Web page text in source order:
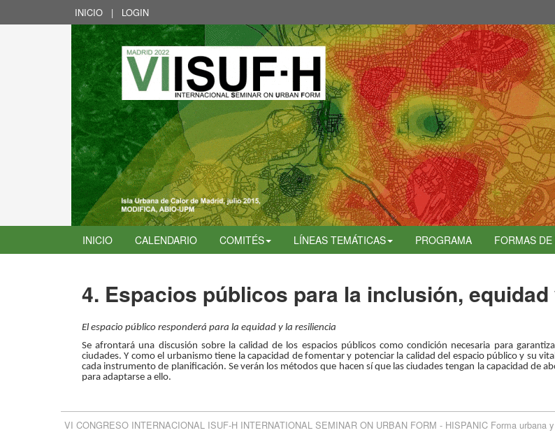
INICIO | LOGIN
INICIO CALENDARIO COMITÉS LÍNEAS TEMÁTICAS PROGRAMA FORMAS
4. Espacios públicos para la inclusión,
El espacio público responderá para la equidad y la resiliencia
Se afrontará una discusión sobre la calidad de los espacios públicos como condición necesaria para
ciudades. Y como el urbanismo tiene la capacidad de fomentar y potenciar la calidad del espacio público y su
cada instrumento de planificación. Se verán los métodos que hacen sí que las ciudades tengan la capacidad de
para adaptarse a ello.
VI CONGRESO INTERNACIONAL ISUF-H INTERNATIONAL SEMINAR ON URBAN FORM - HISPANIC Forma urbana